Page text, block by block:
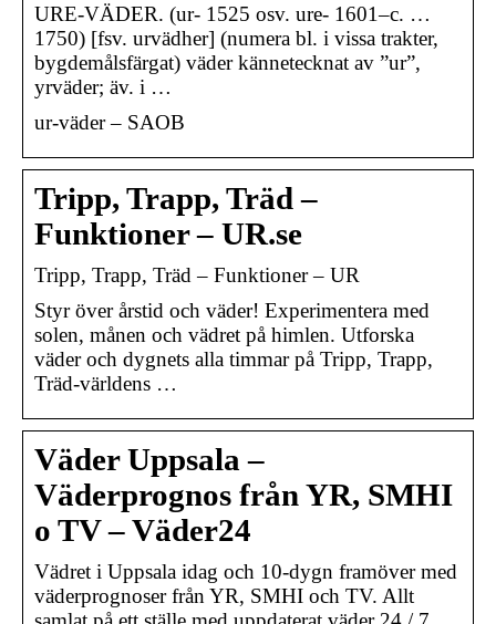
URE-VÄDER. (ur- 1525 osv. ure- 1601–c. …
1750) [fsv. urvädher] (numera bl. i vissa trakter,
bygdemålsfärgat) väder kännetecknat av ”ur”,
yrväder; äv. i …
ur-väder – SAOB
Tripp, Trapp, Träd –
Funktioner – UR.se
Tripp, Trapp, Träd – Funktioner – UR
Styr över årstid och väder! Experimentera med
solen, månen och vädret på himlen. Utforska
väder och dygnets alla timmar på Tripp, Trapp,
Träd-världens …
Väder Uppsala –
Väderprognos från YR, SMHI
o TV – Väder24
Vädret i Uppsala idag och 10-dygn framöver med
väderprognoser från YR, SMHI och TV. Allt